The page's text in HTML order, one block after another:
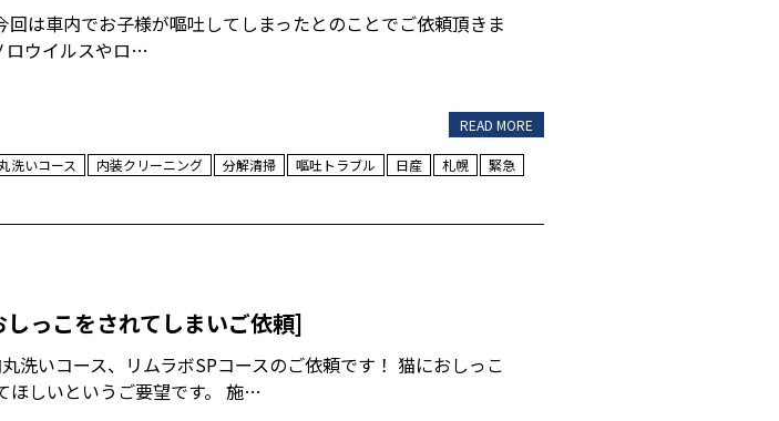
は車内でお子様が嘔吐してしまったとのことでご依頼頂きま
ロウイルスやロ…
READ MORE
洗いコース 内装クリーニング 分解清掃 嘔吐トラブル 日産 札幌
緊急
っこをされてしまいご依頼]
洗いコース、リムラボSPコースのご依頼です！ 猫におしっこ
ほしいというご要望です。 施…